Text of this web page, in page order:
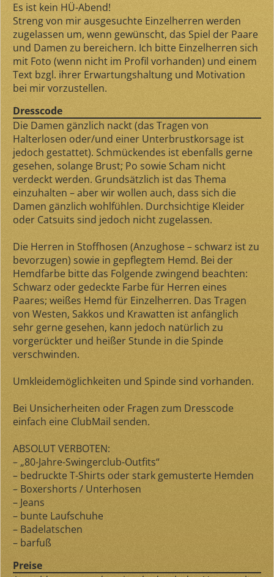
Es ist kein HÜ-Abend!
Streng von mir ausgesuchte Einzelherren werden
zugelassen um, wenn gewünscht, das Spiel der Paare
und Damen zu bereichern. Ich bitte Einzelherren sich
mit Foto (wenn nicht im Profil vorhanden) und einem
Text bzgl. ihrer Erwartungshaltung und Motivation
bei mir vorzustellen.
Dresscode
Die Damen gänzlich nackt (das Tragen von
Halterlosen oder/und einer Unterbrustkorsage ist
jedoch gestattet). Schmückendes ist ebenfalls gerne
gesehen, solange Brust; Po sowie Scham nicht
verdeckt werden. Grundsätzlich ist das Thema
einzuhalten – aber wir wollen auch, dass sich die
Damen gänzlich wohlfühlen. Durchsichtige Kleider
oder Catsuits sind jedoch nicht zugelassen.
Die Herren in Stoffhosen (Anzughose – schwarz ist zu
bevorzugen) sowie in gepflegtem Hemd. Bei der
Hemdfarbe bitte das Folgende zwingend beachten:
Schwarz oder gedeckte Farbe für Herren eines
Paares; weißes Hemd für Einzelherren. Das Tragen
von Westen, Sakkos und Krawatten ist anfänglich
sehr gerne gesehen, kann jedoch natürlich zu
vorgerückter und heißer Stunde in die Spinde
verschwinden.
Umkleidemöglichkeiten und Spinde sind vorhanden.
Bei Unsicherheiten oder Fragen zum Dresscode
einfach eine ClubMail senden.
ABSOLUT VERBOTEN:
– „80-Jahre-Swingerclub-Outfits“
– bedruckte T-Shirts oder stark gemusterte Hemden
– Boxershorts / Unterhosen
– Jeans
– bunte Laufschuhe
– Badelatschen
– barfuß
Preise